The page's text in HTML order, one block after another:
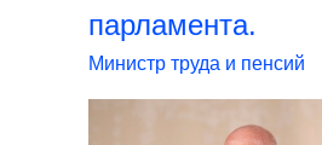
парламента.
Министр труда и пенсий